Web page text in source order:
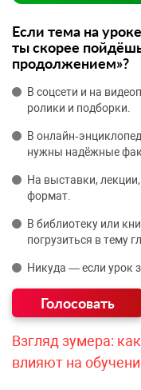
Если тема на
ты скорее
продолжением»?
В соцсети и на
ролики и подборки.
В
нужны надёжные
На выставки,
формат.
В библиотеку или
погрузиться в тему
Никуда — если урок
Взгляд зумера:
влияют на